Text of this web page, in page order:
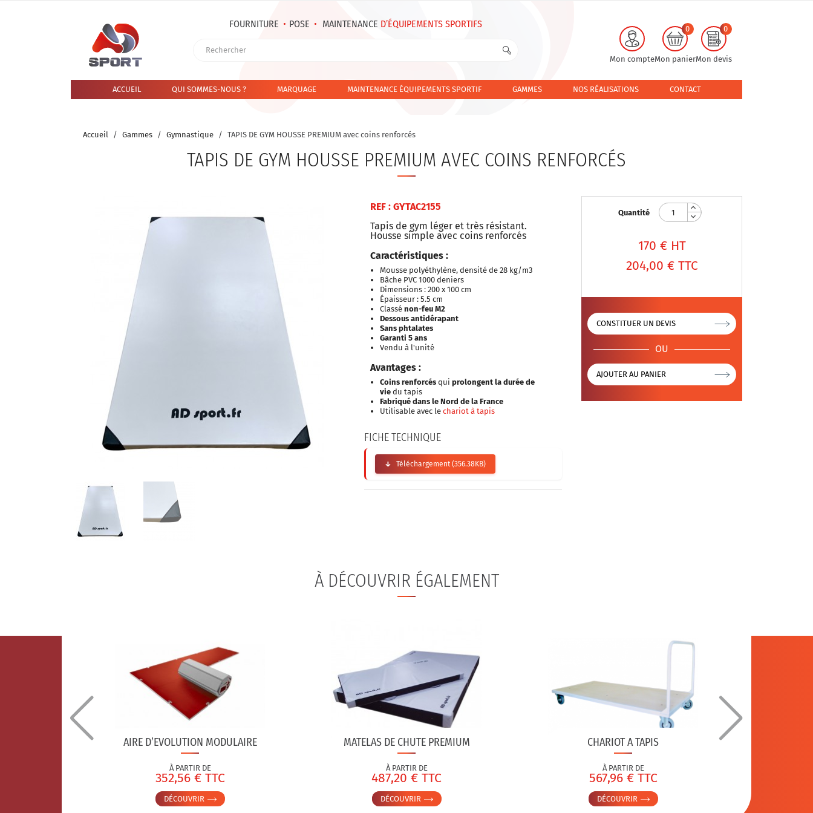
FOURNITURE • POSE • MAINTENANCE D’ÉQUIPEMENTS SPORTIFS
Mon compteMon panier
0
Mon devis
0
ACCUEIL QUI SOMMES-NOUS ? MARQUAGE MAINTENANCE ÉQUIPEMENTS SPORTIF GAMMES NOS RÉALISATIONS CONTACT
Accueil Gammes Gymnastique TAPIS DE GYM HOUSSE PREMIUM avec coins renforcés
TAPIS DE GYM HOUSSE PREMIUM AVEC COINS RENFORCÉS
REF : GYTAC2155
Tapis de gym léger et très résistant.
Housse simple avec coins renforcés
Caractéristiques :
Mousse polyéthylène, densité de 28 kg/m3
Bâche PVC 1000 deniers
Dimensions : 200 x 100 cm
Épaisseur : 5.5 cm
Classénon-feu M2
Dessous antidérapant
Sans phtalates
Garanti 5 ans
Vendu à l'unité
Avantages :
Coins renforcés qui prolongent la durée de
vie du tapis
Fabriqué dans le Nord de la France
Utilisable avec lechariot à tapis
FICHE TECHNIQUE
Téléchargement (356.38KB)
Quantité
170 € HT
204,00 € TTC
CONSTITUER UN DEVIS
OU
AJOUTER AU PANIER
À DÉCOUVRIR ÉGALEMENT
AIRE D’EVOLUTION MODULAIRE
À PARTIR DE
352,56 € TTC
DÉCOUVRIR
MATELAS DE CHUTE PREMIUM
À PARTIR DE
487,20 € TTC
DÉCOUVRIR
CHARIOT A TAPIS
À PARTIR DE
567,96 € TTC
DÉCOUVRIR